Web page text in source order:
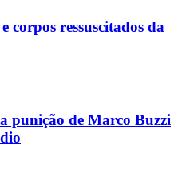
corpos ressuscitados da
punição de Marco Buzzi